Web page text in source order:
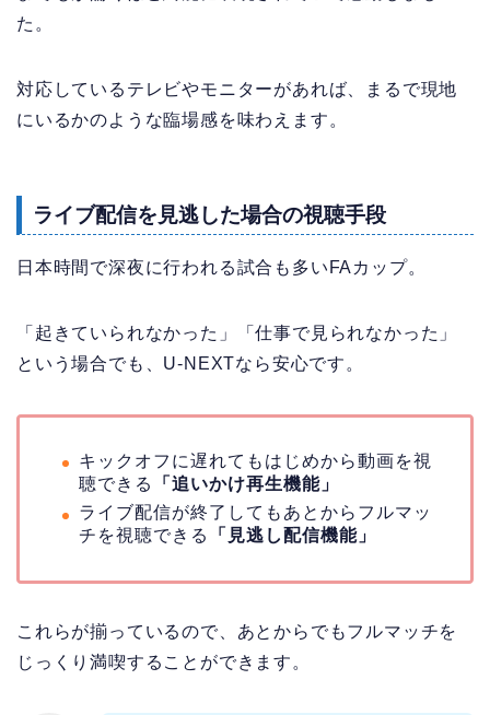
た。
対応しているテレビやモニターがあれば、まるで現地
にいるかのような臨場感を味わえます。
ライブ配信を見逃した場合の視聴手段
日本時間で深夜に行われる試合も多いFAカップ。
「起きていられなかった」「仕事で見られなかった」
という場合でも、U-NEXTなら安心です。
キックオフに遅れてもはじめから動画を視
聴できる
「追いかけ再生機能」
ライブ配信が終了してもあとからフルマッ
チを視聴できる
「見逃し配信機能」
これらが揃っているので、あとからでもフルマッチを
じっくり満喫することができます。